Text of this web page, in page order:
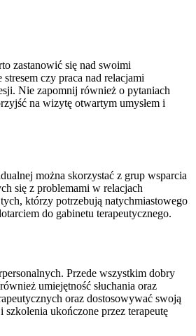
zastanowić się nad swoimi
czy praca nad relacjami
Nie zapomnij również o pytaniach
na wizytę otwartym umysłem i
można skorzystać z grup wsparcia
się z problemami w relacjach
którzy potrzebują natychmiastowego
do gabinetu terapeutycznego.
Przede wszystkim dobry
umiejętność słuchania oraz
oraz dostosowywać swoją
ukończone przez terapeutę